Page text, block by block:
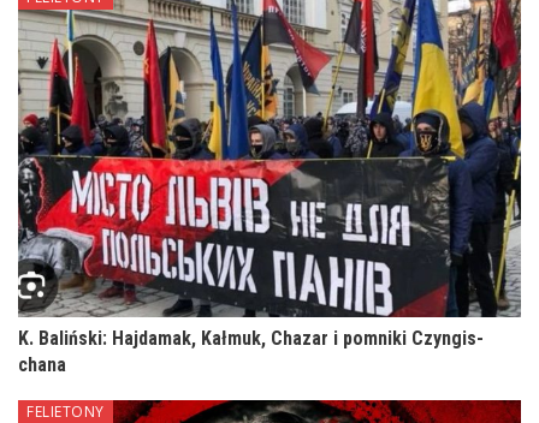
K. Baliński: Hajdamak, Kałmuk, Chazar i pomniki Czyngis-
chana
FELIETONY